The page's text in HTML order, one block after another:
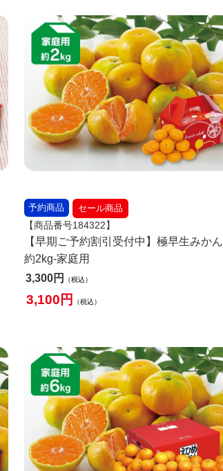
セール商品
予約商品
【商品番号184322】
【早期ご予約割引受付中】極早生みかん
約2kg-家庭用
3,300
税込
3,100 税込